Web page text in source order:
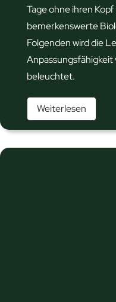
Tage ohne ihren
bemerkenswerte
Folgenden wird die
Anpassungsfähigkeit
beleuchtet.
Weiterlesen
a